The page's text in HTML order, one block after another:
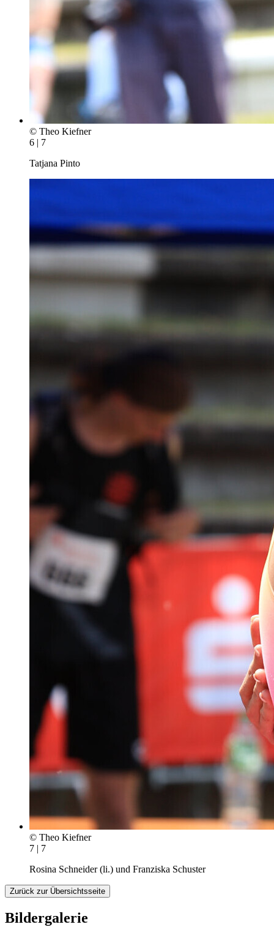
© Theo Kiefner
6 | 7
Tatjana Pinto
© Theo Kiefner
7 | 7
Rosina Schneider (li.) und Franziska Schuster
Zurück zur Übersichtsseite
Bildergalerie